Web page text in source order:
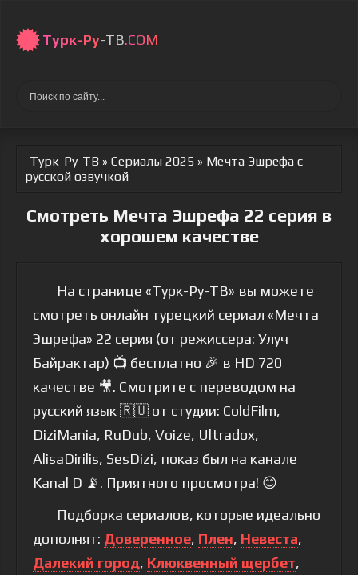
Турк-Ру-ТВ.COM
Турк-Ру-ТВ » Сериалы 2025 » Мечта Эшрефа с
русской озвучкой
Смотреть Мечта Эшрефа 22 серия в
хорошем качестве
На странице «Турк-Ру-ТВ» вы можете
смотреть онлайн турецкий сериал «Мечта
Эшрефа» 22 серия (от режиссера: Улуч
Байрактар) 📺 бесплатно 🎉 в HD 720
качестве 🎥. Смотрите с переводом на
русский язык 🇷🇺 от студии: ColdFilm,
DiziMania, RuDub, Voize, Ultradox,
AlisaDirilis, SesDizi, показ был на канале
Kanal D 📡. Приятного просмотра! 😊
Подборка сериалов, которые идеально
дополнят: Доверенное, Плен, Невеста,
Далекий город, Клюквенный щербет,